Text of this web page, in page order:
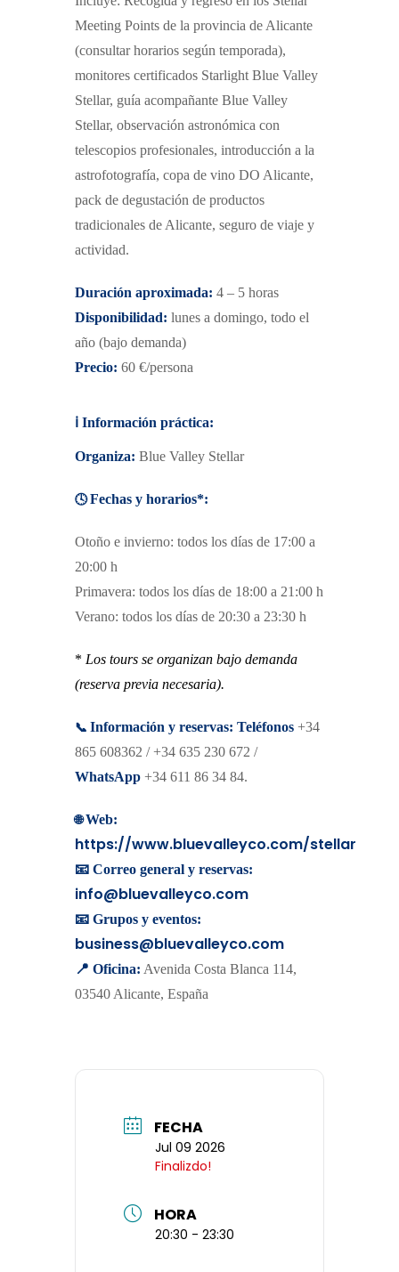
Meeting Points de la provincia de Alicante
(consultar horarios según temporada),
monitores certificados Starlight Blue Valley
Stellar, guía acompañante Blue Valley
Stellar, observación astronómica con
telescopios profesionales, introducción a la
astrofotografía, copa de vino DO Alicante,
pack de degustación de productos
tradicionales de Alicante, seguro de viaje y
actividad.
Duración aproximada: 4 – 5 horas
Disponibilidad: lunes a domingo, todo el
año (bajo demanda)
Precio: 60 €/persona
ℹ️ Información práctica:
Organiza: Blue Valley Stellar
🕓Fechas y horarios*:
Otoño e invierno: todos los días de 17:00 a
20:00 h
Primavera: todos los días de 18:00 a 21:00 h
Verano: todos los días de 20:30 a 23:30 h
* Los tours se organizan bajo demanda
(reserva previa necesaria).
📞 Información y reservas: Teléfonos +34
865 608362 / +34 635 230 672 /
WhatsApp +34 611 86 34 84.
🌐Web:
https://www.bluevalleyco.com/stellar
📧 Correo general y reservas:
info@bluevalleyco.com
📧 Grupos y eventos:
business@bluevalleyco.com
📍 Oficina: Avenida Costa Blanca 114,
03540 Alicante, España
FECHA
Jul 09 2026
Finalizdo!
HORA
20:30 - 23:30